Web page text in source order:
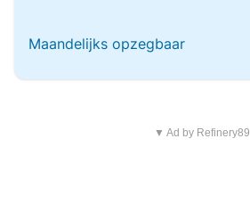
Maandelijks opzegbaar
▼ Ad by Refinery89